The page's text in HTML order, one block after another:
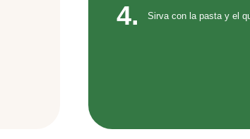
4. Sirva con la pasta y el